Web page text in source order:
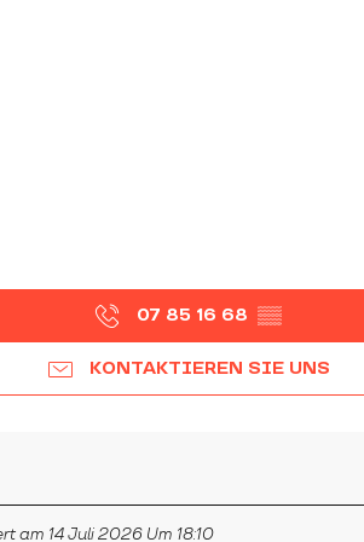
07 85 16 68 ▒▒
KONTAKTIEREN SIE UNS
am 14 Juli 2026 Um 18:10